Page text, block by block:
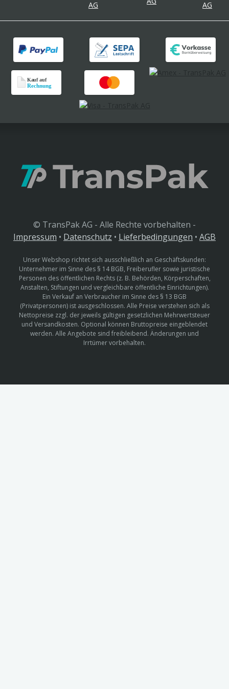
© TransPak AG - Alle Rechte vorbehalten -
Impressum • Datenschutz • Lieferbedingungen • AGB
Unser Webshop richtet sich ausschließlich an Geschäftskunden:
Unternehmer im Sinne des § 14 BGB, Freiberufler sowie juristische
Personen des öffentlichen Rechts (z. B. Behörden, Körperschaften,
Anstalten, Stiftungen und vergleichbare öffentliche Einrichtungen).
Ein Verkauf an Verbraucher im Sinne des § 13 BGB
(Privatpersonen) ist ausgeschlossen. Alle Preise verstehen sich als
Nettopreise zzgl. der jeweils gültigen gesetzlichen Mehrwertsteuer
und Versandkosten. Optional können Bruttopreise eingeblendet
werden. Alle Angebote sind freibleibend. Änderungen und
Irrtümer vorbehalten.